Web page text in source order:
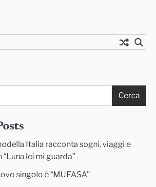
Cerca
Italia racconta sogni, viaggi e
lei mi guarda”
singolo è “MUFASA”